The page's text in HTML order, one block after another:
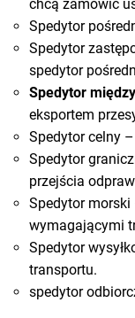
chcą zamówić
Spedytor
Spedytor
spedytor
Spedytor
eksportem
Spedytor celny
Spedytor
przejścia
Spedytor morski
wymagającymi
Spedytor
transportu.
spedytor